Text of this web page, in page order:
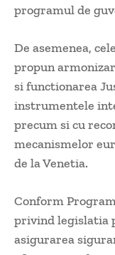
programul de
De asemenea,
propun
si functionarea
instrumentele
precum si cu
mecanismelor
de la Venetia.
Conform
privind legislatia
asigurarea